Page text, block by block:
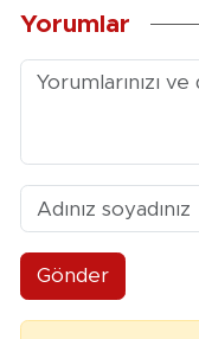
Yorumlar
Gönder